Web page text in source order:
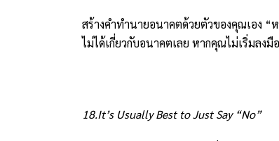
สร้างคำทำนายอนาคตด้วยตัวของคุณเอง
ไม่ได้เกี่ยวกับอนาคตเลย หากคุณไม่เริ่มลงมื
18.It’s Usually Best to Just Say “No”